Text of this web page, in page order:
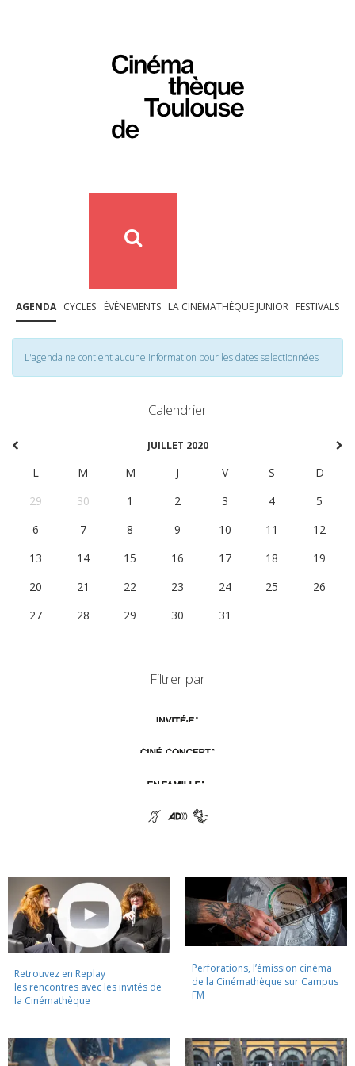
AGENDA CYCLES ÉVÉNEMENTS LA CINÉMATHÈQUE JUNIOR FESTIVALS
L'agenda ne contient aucune information pour les dates selectionnées
Calendrier
JUILLET 2020
L M M J V S
D
29
30 1 2 3 4
5
6
7 8 9 10 11
12
13
14 15 16 17 18
19
20
21 22 23 24 25
26
27
28 29 30 31
Filtrer par
Retrouvez en Replay
les rencontres avec les invités de
la Cinémathèque
Perforations, l’émission cinéma
de la Cinémathèque sur Campus
FM